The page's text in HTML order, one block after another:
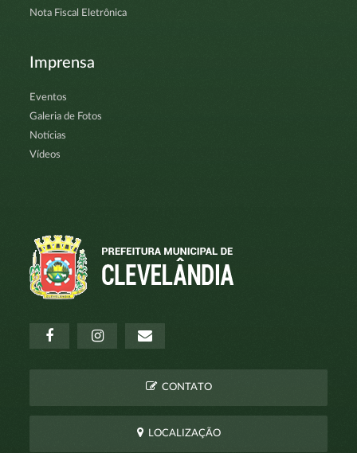
Nota Fiscal Eletrônica
Imprensa
Eventos
Galeria de Fotos
Notícias
Vídeos
CONTATO
LOCALIZAÇÃO